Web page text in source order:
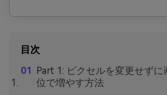
目次
Part 1: ピクセルを変更せず
位で増やす方法